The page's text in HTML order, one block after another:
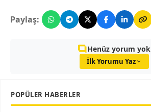
Paylaş:
Henüz yorum yok
İlk Yorumu Yaz
POPÜLER HABERLER